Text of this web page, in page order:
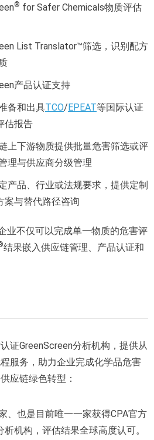
® for Safer Chemicals物质评估
List Translator™筛选，识别配方
产品认证支持
备和出具TCO/EPEAT等国际认证
估报告
上下游物质提供批量危害筛选或评
理与供应商分级管理
产品、行业或法规要求，提供定制
案与替代路径咨询
业不仅可以完成单一物质的危害评
结果嵌入供应链管理、产品认证和
证GreenScreen分析机构，提供从
服务，助力企业完成化学品危害
应链绿色转型：
、也是目前唯一一家获得CPA官方
析机构，评估结果全球高度认可。